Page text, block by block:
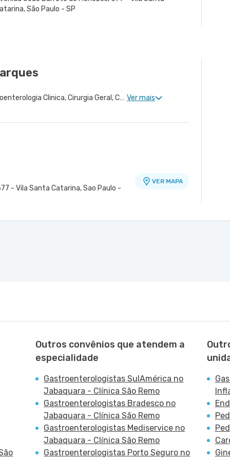
São Paulo - SP
Proctologia Clinica, Gastroenterologia Clinica, Cirurgia Geral, Cirurgia Bariátrica, Cirurgia do Aparelho Digestivo Ver mais
- Vila Santa Catarina, Sao Paulo -
VER MAPA
VER MAPA
Outros convênios que atendem a
especialidade
Gastroenterologistas SulAmérica no
Jabaquara - Clínica São Remo
Gastroenterologistas Bradesco no
Jabaquara - Clínica São Remo
Gastroenterologistas Mediservice no
Jabaquara - Clínica São Remo
Gastroenterologistas Porto Seguro no